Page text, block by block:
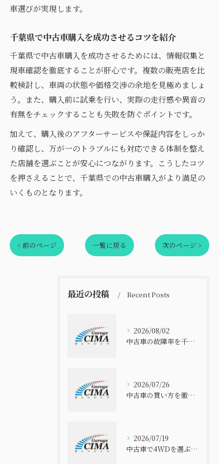
車選びが実現します。
千葉県で中古車購入を成功させるコツを紹介
千葉県で中古車購入を成功させるためには、情報収集と
現車確認を徹底することが肝心です。複数の販売店を比
較検討し、車両の状態や価格交渉の余地を見極めましょ
う。また、購入前に試乗を行い、実際の走行感や異音の
有無をチェックすることも失敗を防ぐポイントです。
加えて、購入後のアフターサービスや保証内容をしっか
り確認し、万が一のトラブルにも対応できる体制を整え
た店舗を選ぶことが安心につながります。こうしたコツ
を押さえることで、千葉県での中古車購入がより満足の
いくものとなります。
< 前のページ 一覧に戻る 次のページ >
最近の投稿 Recent Posts
2026/08/02
中古車の故障率を千葉県で比べて安全に選ぶ実践ポイント
2026/07/26
中古車の買い方を徹底解説 初心者でも失敗しない選び方と安心購入ガイド
2026/07/19
中古車で4WDを選ぶなら千葉県のコスパと信頼性を徹底比較